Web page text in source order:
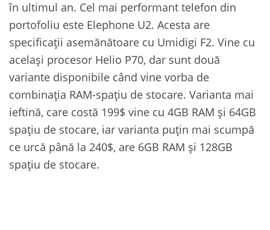
în ultimul an. Cel mai performant telefon din
portofoliu este Elephone U2. Acesta are
specificații asemănătoare cu Umidigi F2. Vine cu
același procesor Helio P70, dar sunt două
variante disponibile când vine vorba de
combinația RAM-spațiu de stocare. Varianta mai
ieftină, care costă 199$ vine cu 4GB RAM și 64GB
spațiu de stocare, iar varianta puțin mai scumpă
ce urcă până la 240$, are 6GB RAM și 128GB
spațiu de stocare.